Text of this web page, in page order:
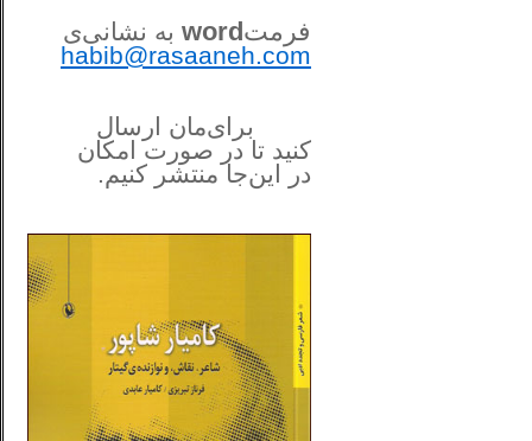
فرمتword به نشانی‌ی
habib@rasaaneh.com
برای‌مان ارسال
کنید تا در صورت امکان
در این‌جامنتشر کنیم.